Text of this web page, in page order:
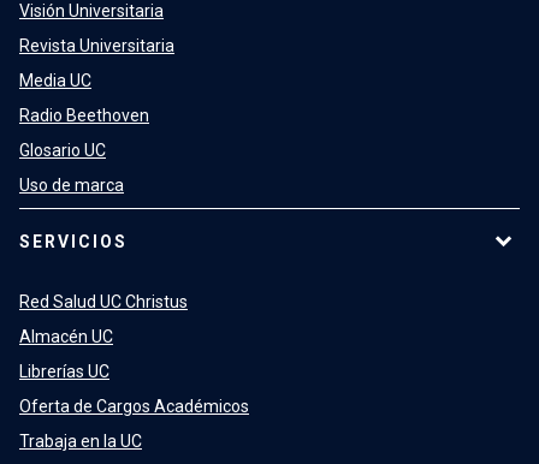
Visión Universitaria
Revista Universitaria
Media UC
Radio Beethoven
Glosario UC
Uso de marca
SERVICIOS
Red Salud UC Christus
Almacén UC
Librerías UC
Oferta de Cargos Académicos
Trabaja en la UC